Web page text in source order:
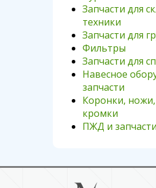
Запчасти для
техники
Запчасти для
Фильтры
Запчасти для
Навесное
запчасти
Коронки,
кромки
ПЖД и